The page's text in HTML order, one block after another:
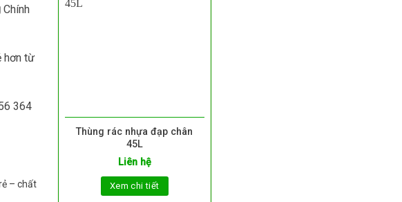
Chính
hơn từ
364
– chất
Thùng rác nhựa đạp chân
45L
Liên hệ
Xem chi tiết